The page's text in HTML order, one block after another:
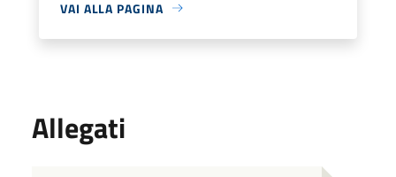
VAI ALLA PAGINA
Allegati